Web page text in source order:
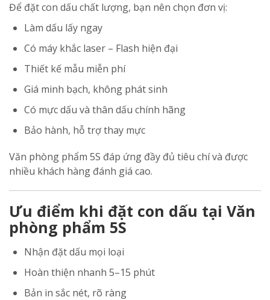
Để đặt con dấu chất lượng, bạn nên chọn đơn vị:
Làm dấu lấy ngay
Có máy khắc laser – Flash hiện đại
Thiết kế mẫu miễn phí
Giá minh bạch, không phát sinh
Có mực dấu và thân dấu chính hãng
Bảo hành, hỗ trợ thay mực
Văn phòng phẩm 5S đáp ứng đầy đủ tiêu chí và được
nhiều khách hàng đánh giá cao.
Ưu điểm khi đặt con dấu tại Văn
phòng phẩm 5S
Nhận đặt dấu mọi loại
Hoàn thiện nhanh 5–15 phút
Bản in sắc nét, rõ ràng